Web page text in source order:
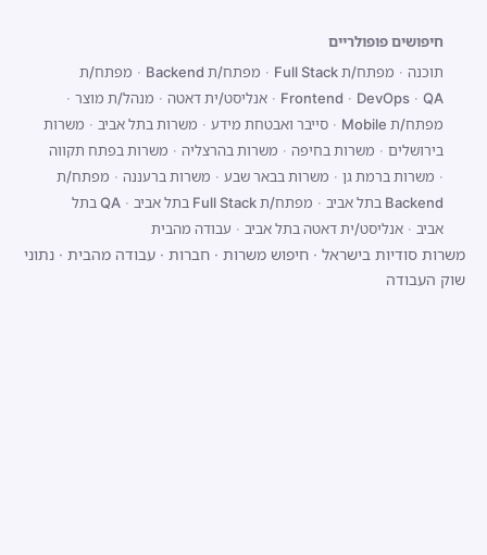
חיפושים פופולריים
תוכנה · מפתח/ת Full Stack · מפתח/ת Backend · מפתח/ת
Frontend · DevOps · QA
· אנליסט/ית דאטה · מנהל/ת מוצר ·
מפתח/ת Mobile
· סייבר ואבטחת מידע · משרות בתל אביב · משרות
בירושלים · משרות בחיפה · משרות בהרצליה · משרות בפתח תקווה
· משרות ברמת גן · משרות בבאר שבע · משרות ברעננה · מפתח/ת
Backend בתל אביב
· מפתח/ת Full Stack בתל אביב ·
QA בתל
אביב · אנליסט/ית דאטה בתל אביב · עבודה מהבית
משרות סודיות בישראל · חיפוש משרות · חברות · עבודה מהבית · נתוני
שוק העבודה